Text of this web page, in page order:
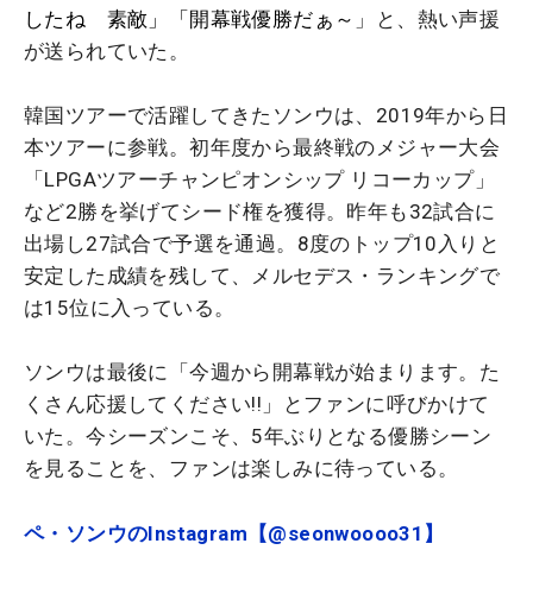
したね 素敵」「開幕戦優勝だぁ～ 」と、熱い声援
が送られていた。
韓国ツアーで活躍してきたソンウは、 2019年から日
本ツアーに参戦。初年度から最終戦のメジャー大会
「LPGAツアーチャンピオンシップ リコーカップ」
など2勝を挙げてシード権を獲得。昨年も32試合に
出場し27試合で予選を通過。8度のトップ10入りと
安定した成績を残して、メルセデス・ランキングで
は15位に入っている。
ソンウは最後に「今週から開幕戦が始まります。 た
くさん応援してください!!」とファンに呼びかけて
いた。今シーズンこそ、5年ぶりとなる優勝シーン
を見ることを、ファンは楽しみに待っている。
ペ・ソンウのInstagram【@seonwoooo31】